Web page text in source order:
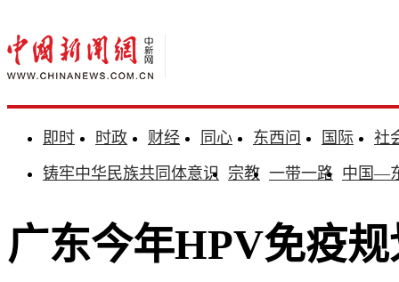
即时 时政 财经 同心 东西问 国际
社
铸牢中华民族共同体意识 宗教 一带一路 中国—
广东今年HPV免疫